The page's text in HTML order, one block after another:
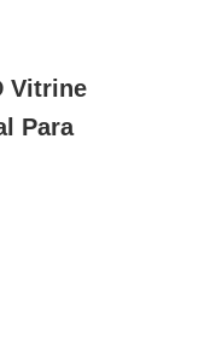
Vitrine
Para